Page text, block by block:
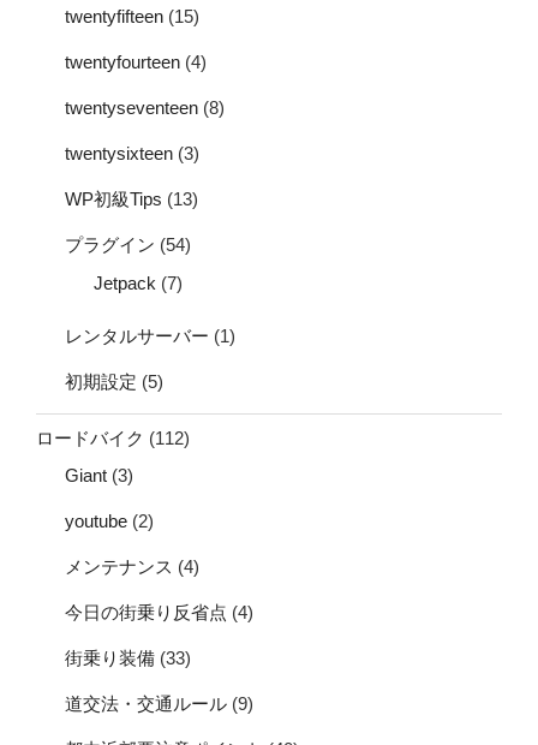
twentyfifteen (15)
twentyfourteen (4)
twentyseventeen (8)
twentysixteen (3)
WP初級Tips (13)
プラグイン (54)
Jetpack (7)
レンタルサーバー (1)
初期設定 (5)
ロードバイク (112)
Giant (3)
youtube (2)
メンテナンス (4)
今日の街乗り反省点 (4)
街乗り装備 (33)
道交法・交通ルール (9)